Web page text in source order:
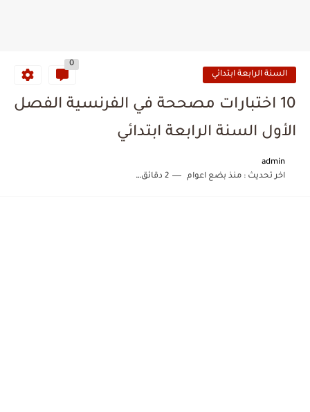
السنة الرابعة ابتدائي
0
10 اختبارات مصححة في الفرنسية الفصل
الأول السنة الرابعة ابتدائي
admin
اخر تحديث :منذ بضع اعوام 2 دقائق للقراءة